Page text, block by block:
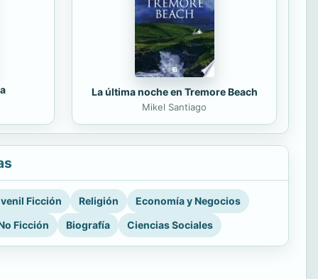
La última noche en Tremore Beach
Mikel Santiago
Ficción Religión
Economía y Negocios
Ficción
Biografía Ciencias Sociales